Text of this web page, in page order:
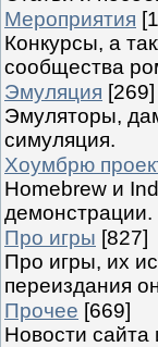
Мероприятия
Конкурсы, а
сообщества
Эмуляция [269]
Эмуляторы,
симуляция.
Хоумбрю
Homebrew и
демонстрации.
Про игры [827]
Про игры, их
переиздания
Прочее [669]
Новости сайта